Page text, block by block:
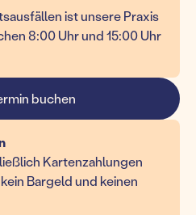
ist unsere Praxis
8:00 Uhr und 15:00 Uhr
buchen
Kartenzahlungen
Bargeld und keinen